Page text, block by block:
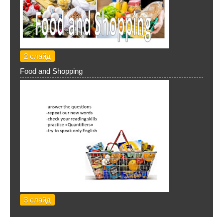
2 слайд
Food and Shopping
3 слайд